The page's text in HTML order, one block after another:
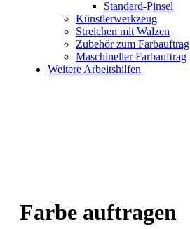
Standard-Pinsel
Künstlerwerkzeug
Streichen mit Walzen
Zubehör zum Farbauftrag
Maschineller Farbauftrag
Weitere Arbeitshilfen
Farbe auftragen